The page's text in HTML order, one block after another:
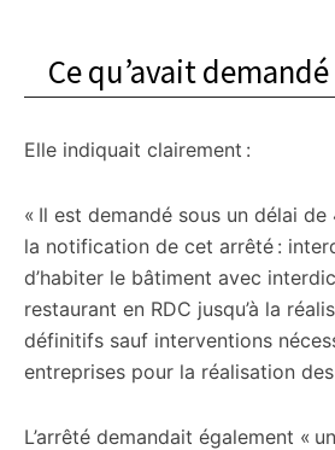
Ce qu’avait
Elle indiquait clairement :
« Il est demandé sous un délai
la notification de cet arrêté :
d’habiter le bâtiment avec
restaurant en RDC jusqu’à la
définitifs sauf interventions
entreprises pour la réalisation
L’arrêté demandait également «